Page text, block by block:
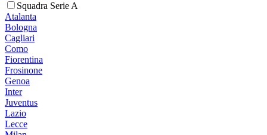
Squadra Serie A
Atalanta
Bologna
Cagliari
Como
Fiorentina
Frosinone
Genoa
Inter
Juventus
Lazio
Lecce